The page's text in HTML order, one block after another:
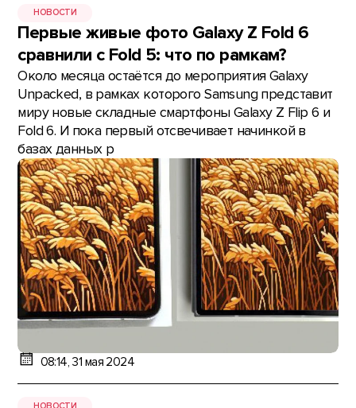
НОВОСТИ
Первые живые фото Galaxy Z Fold 6
сравнили с Fold 5: что по рамкам?
Около месяца остаётся до мероприятия Galaxy
Unpacked, в рамках которого Samsung представит
миру новые складные смартфоны Galaxy Z Flip 6 и
Fold 6. И пока первый отсвечивает начинкой в
базах данных р
08:14, 31 мая 2024
НОВОСТИ